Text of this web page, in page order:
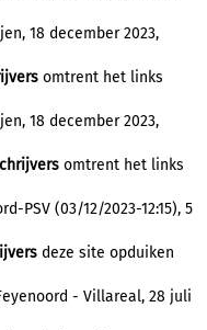
18 december 2023,
omtrent het links
18 december 2023,
omtrent het links
PSV (03/12/2023-12:15), 5
deze site opduiken
- Villareal, 28 juli